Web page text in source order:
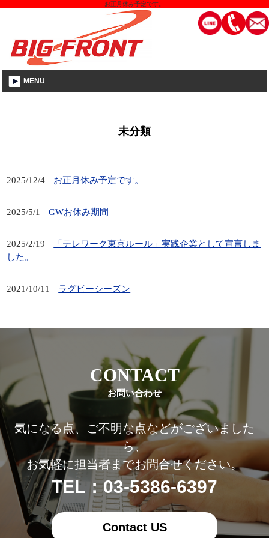
お正月休み予定です。
MENU
未分類
2025/12/4 お正月休み予定です。
2025/5/1 GWお休み期間
2025/2/19
「テレワーク東京ルール」実践企業として宣言しま
した。
2021/10/11 ラグビーシーズン
CONTACT
お問い合わせ
気になる点、ご不明な点などがございました
ら、
お気軽に担当者までお問合せください。
TEL：03-5386-6397
Contact US